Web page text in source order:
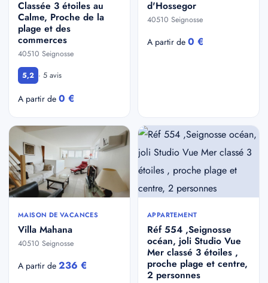
Classée 3 étoiles au
Calme, Proche de la
plage et des
commerces
40510 Seignosse
5,2 · 5 avis
A partir de 0 €
d'Hossegor
40510 Seignosse
A partir de 0 €
MAISON DE VACANCES
Villa Mahana
40510 Seignosse
A partir de 236 €
APPARTEMENT
Réf 554 ,Seignosse
océan, joli Studio Vue
Mer classé 3 étoiles ,
proche plage et centre,
2 personnes